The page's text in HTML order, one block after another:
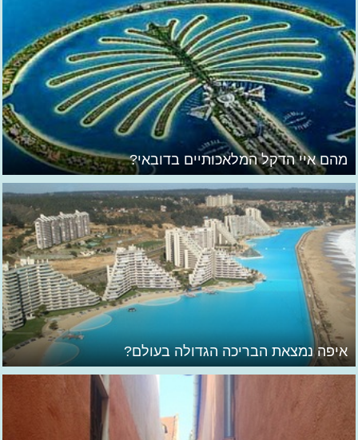
מהם איי הדקל המלאכותיים בדובאי?
איפה נמצאת הבריכה הגדולה בעולם?